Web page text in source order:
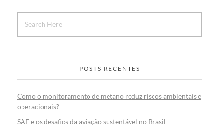
POSTS RECENTES
Como o monitoramento de metano reduz riscos ambientais e
operacionais?
SAF e os desafios da aviação sustentável no Brasil